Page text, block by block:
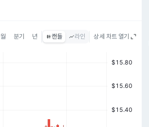
월 분기 년 캔들 라인 상세 차트 열기